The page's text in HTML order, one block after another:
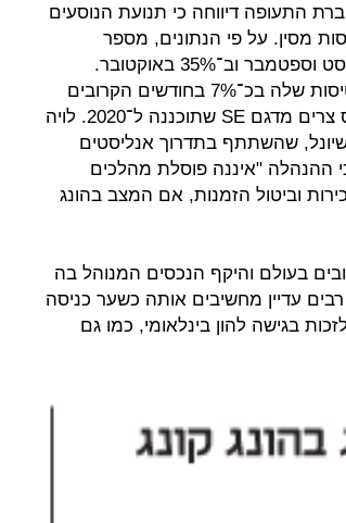
התעופה דיווחה כי תנועת הנוסעים
מסין. על פי הנתונים, מספר
הנוסעים הנכנסים צנח ב־38% בחודשים אוגוסט וספטמבר וב־35% באוקטובר.
כתוצאה, קתאי פסיפיק תצמצם את היקף הטיסות שלה בכ־7% בחודשים הקרובים
ותדחה את הצגתם של ארבעה מטוסי איירבוס צרים מדגם SE שתוכננה ל־2020. לויה
שהשתתף בתדרוך אנליסטים
ההנהלה "איננה פוסלת מהלכים
וביטול הזמנות, אם המצב בהונג
בעולם והיקף הנכסים המנוהל בה
עסקים רבים עדיין מחשיבים אותה כשער כניסה
בגישה להון בינלאומי, כמו גם